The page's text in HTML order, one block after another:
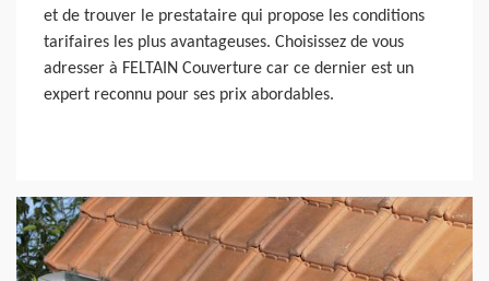
et de trouver le prestataire qui propose les conditions
tarifaires les plus avantageuses. Choisissez de vous
adresser à FELTAIN Couverture car ce dernier est un
expert reconnu pour ses prix abordables.